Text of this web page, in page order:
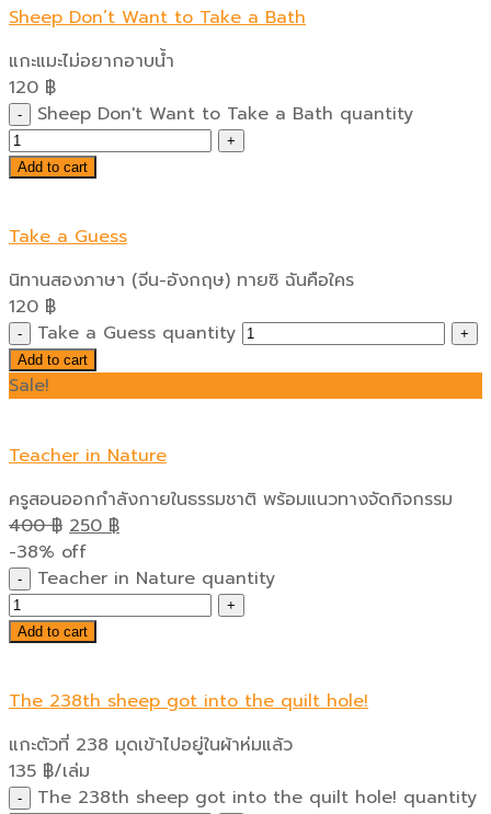
Sheep Don’t Want to Take a Bath
แกะแมะไม่อยากอาบน้ำ
120 ฿
Sheep Don't Want to Take a Bath quantity
Add to cart
Take a Guess
นิทานสองภาษา (จีน-อังกฤษ) ทายซิ ฉันคือใคร
120 ฿
Take a Guess quantity
Add to cart
Sale!
Teacher in Nature
ครูสอนออกกำลังกายในธรรมชาติ พร้อมแนวทางจัดกิจกรรม
400฿ 250฿
-38% off
Teacher in Nature quantity
Add to cart
The 238th sheep got into the quilt hole!
แกะตัวที่ 238 มุดเข้าไปอยู่ในผ้าห่มแล้ว
135 ฿/เล่ม
The 238th sheep got into the quilt hole! quantity